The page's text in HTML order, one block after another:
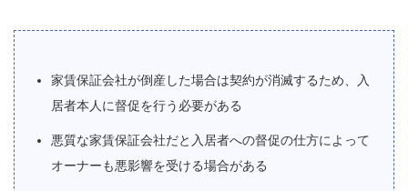
家賃保証会社が倒産した場合は契約が消滅するため、入
居者本人に督促を行う必要がある
悪質な家賃保証会社だと入居者への督促の仕方によって
オーナーも悪影響を受ける場合がある